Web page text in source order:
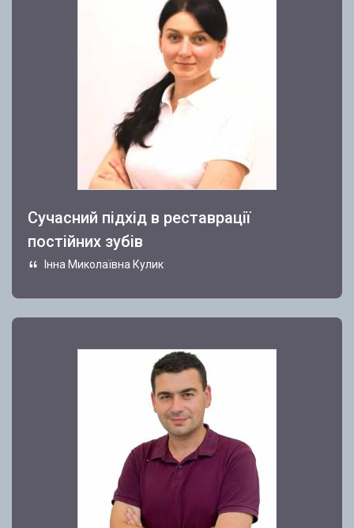
Сучасний підхід в реставрації
постійних зубів
Інна Миколаївна Кулик